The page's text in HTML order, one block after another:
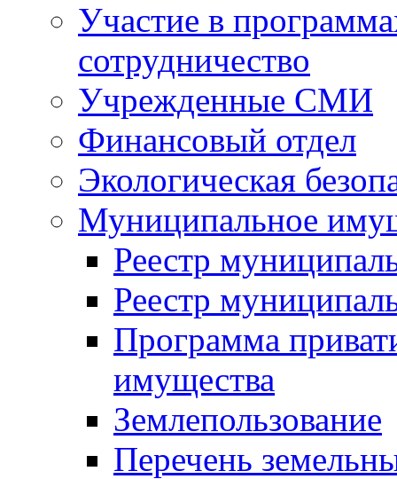
Участие в
сотрудничество
Учрежденные СМИ
Финансовый отдел
Экологическая
Муниципальное
Реестр
Реестр
Программа
имущества
Землепользование
Перечень